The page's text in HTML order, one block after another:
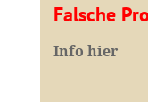
Falsche
Info hier